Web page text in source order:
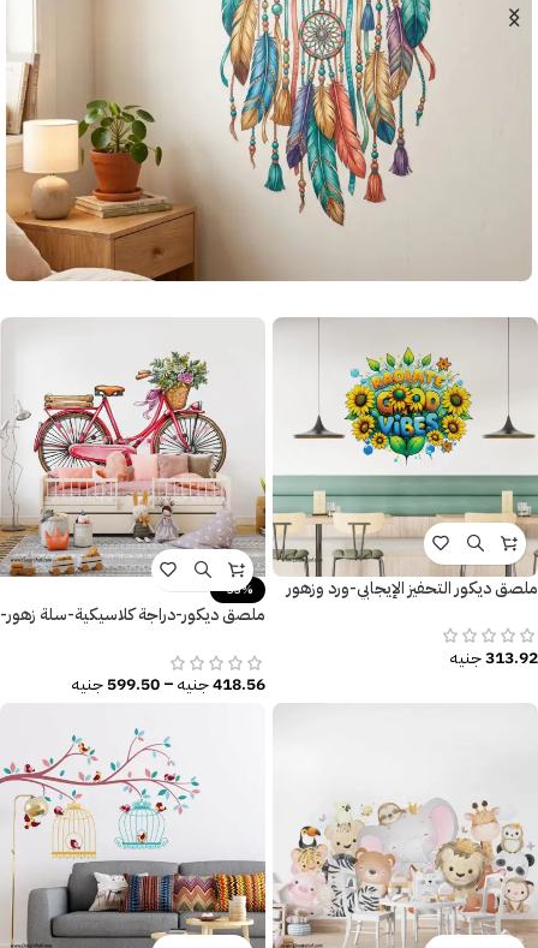
ملصق ديكور التحفيز الإيجابي-ورد وزهور
313.92جنيه
-33%
ملصق ديكور-دراجة كلاسيكية-سلة زهور-
418.56جنيه–
599.50جنيه